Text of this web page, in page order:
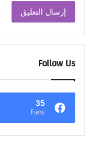
Follow Us
35
Fans